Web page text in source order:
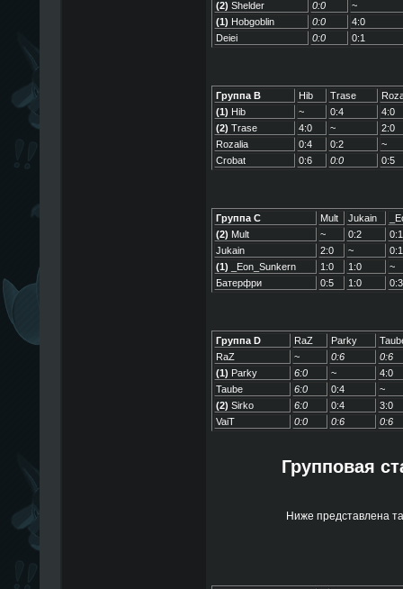
(2) Shelder 0:0
~
(1) Hobgoblin 0:0
4:0
Deiei
0:0 0:1
Группа B Hib Trase
(1) Hib ~ 0:4
4:0
(2) Trase 4:0 ~
2:0
Rozalia
0:4 0:2
~
Crobat
0:6 0:0 0:5
Группа C Mult Jukain
(2) Mult ~ 0:2
0:1
Jukain
2:0 ~
0:1
(1) _Eon_Sunkern 1:0 1:0
~
Батерфри
0:5 1:0 0:3
Группа D RaZ Parky
RaZ
~ 0:6
0:6
(1) Parky 6:0 ~
4:0
Taube
6:0 0:4
~
(2) Sirko 6:0 0:4
3:0
VaiT
0:0 0:6 0:6
Групповая
Ниже представлена